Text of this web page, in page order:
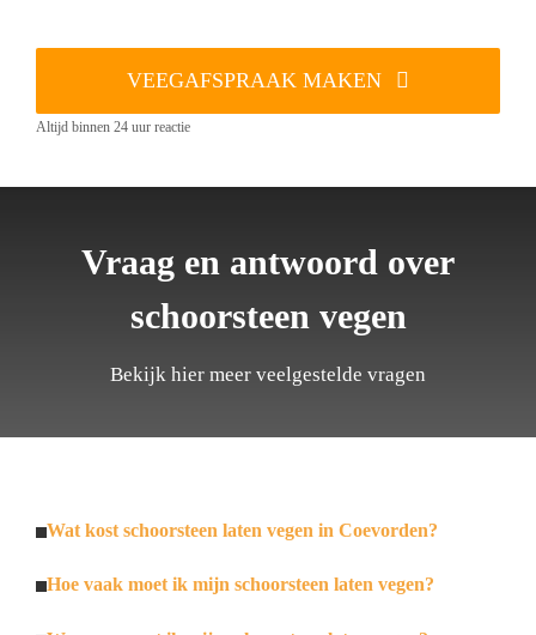
VEEGAFSPRAAK MAKEN
Altijd binnen 24 uur reactie
Vraag en antwoord over
schoorsteen vegen
Bekijk hier meer veelgestelde vragen
Wat kost schoorsteen laten vegen in Coevorden?
Hoe vaak moet ik mijn schoorsteen laten vegen?